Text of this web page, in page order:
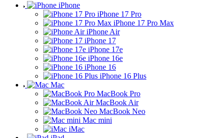
iPhone
iPhone 17 Pro
iPhone 17 Pro Max
iPhone Air
iPhone 17
iPhone 17e
iPhone 16e
iPhone 16
iPhone 16 Plus
Mac
MacBook Pro
MacBook Air
MacBook Neo
Mac mini
iMac